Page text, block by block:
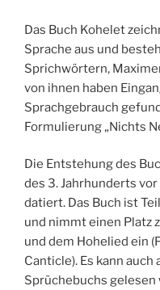
Das Buch Kohelet
Sprache aus und
Sprichwörtern,
von ihnen haben
Sprachgebrauch
Formulierung „Nichts
Die Entstehung des
des 3. Jahrhunderts
datiert. Das Buch ist
und nimmt einen Platz
und dem Hohelied ein
Canticle). Es kann
Sprüchebuchs gelesen